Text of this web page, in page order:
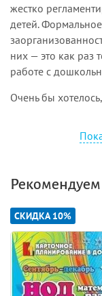
жестко
детей.
них — это как раз
работе с
Очень бы
которым можно
разному.
функцию в том
собственных
обстоятельствами
детского сада.
В некоторых
проведения
Рекомендуем
СКИДКА 10%